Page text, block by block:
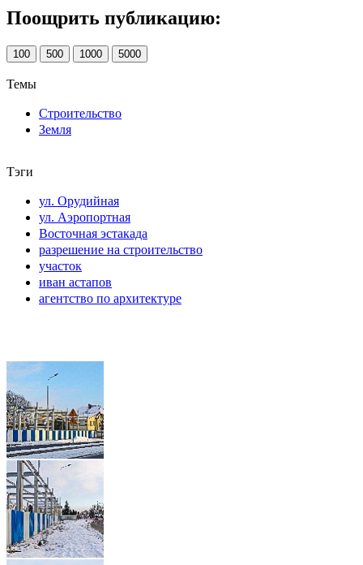
Поощрить публикацию:
100 500 1000 5000
Темы
Строительство
Земля
Тэги
ул. Орудийная
ул. Аэропортная
Восточная эстакада
разрешение на строительство
участок
иван астапов
агентство по архитектуре